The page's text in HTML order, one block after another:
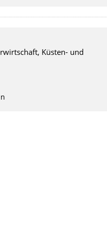
Küsten- und